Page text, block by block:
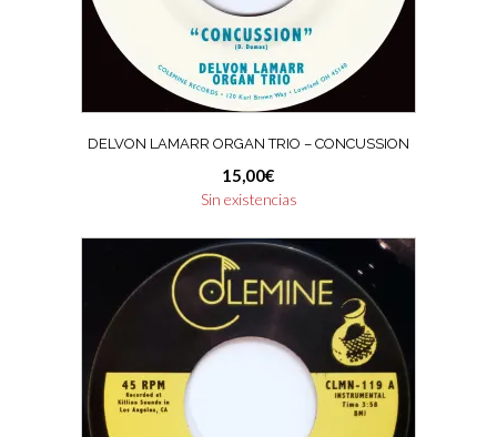
DELVON LAMARR ORGAN TRIO – CONCUSSION
15,00€
Sin existencias